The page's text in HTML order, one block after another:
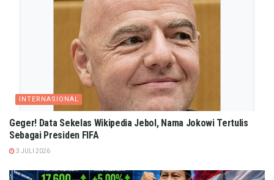
INTERNASIONAL
Geger! Data Sekelas Wikipedia Jebol, Nama Jokowi Tertulis
Sebagai Presiden FIFA
3 JULI 2026